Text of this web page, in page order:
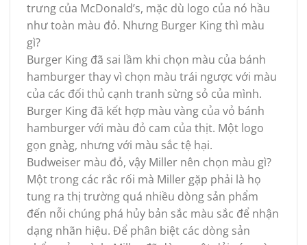
trưng của McDonald’s, mặc dù logo của nó hầu
như toàn màu đỏ. Nhưng Burger King thì màu
gì?
Burger King đã sai lầm khi chọn màu của bánh
hamburger thay vì chọn màu trái ngược với màu
của các đối thủ cạnh tranh sừng sỏ của mình.
Burger King đã kết hợp màu vàng của vỏ bánh
hamburger với màu đỏ cam của thịt. Một logo
gọn gnàg, nhưng với màu sắc tệ hại.
Budweiser màu đỏ, vậy Miller nên chọn màu gì?
Một trong các rắc rối mà Miller gặp phải là họ
tung ra thị trường quá nhiều dòng sản phẩm
đến nỗi chúng phá hủy bản sắc màu sắc để nhận
dạng nhãn hiệu. Để phân biệt các dòng sản